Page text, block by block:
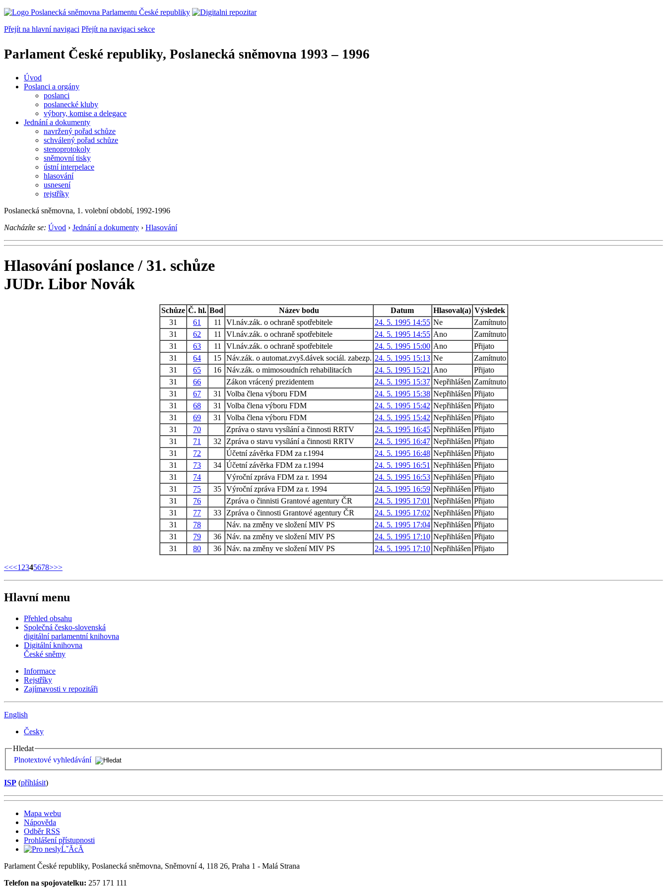
Přejít na hlavní navigaci Přejít na navigaci sekce
Parlament České republiky, Poslanecká sněmovna 1993 – 1996
Úvod
Poslanci a orgány
poslanci
poslanecké kluby
výbory, komise a delegace
Jednání a dokumenty
navržený pořad schůze
schválený pořad schůze
stenoprotokoly
sněmovní tisky
ústní interpelace
hlasování
usnesení
rejstříky
Poslanecká sněmovna, 1. volební období, 1992-1996
Nacházíte se: Úvod › Jednání a dokumenty › Hlasování
Hlasování poslance / 31. schůze
JUDr. Libor Novák
Schůze Č. hl. Bod Název bodu Datum Hlasoval(a) Výsledek
31
61 11 Vl.náv.zák. o ochraně spotřebitele 24. 5. 1995 14:55 Ne
Zamítnuto
31
62 11 Vl.náv.zák. o ochraně spotřebitele 24. 5. 1995 14:55 Ano
Zamítnuto
31
63 11 Vl.náv.zák. o ochraně spotřebitele 24. 5. 1995 15:00 Ano
Přijato
31
64 15 Náv.zák. o automat.zvyš.dávek sociál. zabezp. 24. 5. 1995 15:13 Ne
Zamítnuto
31
65 16 Náv.zák. o mimosoudních rehabilitacích 24. 5. 1995 15:21 Ano
Přijato
31
66 Zákon vrácený prezidentem 24. 5. 1995 15:37 Nepřihlášen Zamítnuto
31
67 31 Volba člena výboru FDM 24. 5. 1995 15:38 Nepřihlášen Přijato
31
68 31 Volba člena výboru FDM 24. 5. 1995 15:42 Nepřihlášen Přijato
31
69 31 Volba člena výboru FDM 24. 5. 1995 15:42 Nepřihlášen Přijato
31
70 Zpráva o stavu vysílání a činnosti RRTV 24. 5. 1995 16:45 Nepřihlášen Přijato
31
71 32 Zpráva o stavu vysílání a činnosti RRTV 24. 5. 1995 16:47 Nepřihlášen Přijato
31
72 Účetní závěrka FDM za r.1994 24. 5. 1995 16:48 Nepřihlášen Přijato
31
73 34 Účetní závěrka FDM za r.1994 24. 5. 1995 16:51 Nepřihlášen Přijato
31
74 Výroční zpráva FDM za r. 1994 24. 5. 1995 16:53 Nepřihlášen Přijato
31
75 35 Výroční zpráva FDM za r. 1994 24. 5. 1995 16:59 Nepřihlášen Přijato
31
76 Zpráva o činnisti Grantové agentury ČR 24. 5. 1995 17:01 Nepřihlášen Přijato
31
77 33 Zpráva o činnosti Grantové agentury ČR 24. 5. 1995 17:02 Nepřihlášen Přijato
31
78 Náv. na změny ve složení MIV PS 24. 5. 1995 17:04 Nepřihlášen Přijato
31
79 36 Náv. na změny ve složení MIV PS 24. 5. 1995 17:10 Nepřihlášen Přijato
31
80 36 Náv. na změny ve složení MIV PS 24. 5. 1995 17:10 Nepřihlášen Přijato
<<<1 2345678>>>
Hlavní menu
Přehled obsahu
Společná česko-slovenská
digitální parlamentní knihovna
Digitální knihovna
České sněmy
Informace
Rejstříky
Zajímavosti v repozitáři
English
Česky
Hledat
Plnotextové vyhledávání
ISP (příhlásit)
Mapa webu
Nápověda
Odběr RSS
Prohlášení přístupnosti
Parlament České republiky, Poslanecká sněmovna, Sněmovní 4, 118 26, Praha 1 - Malá Strana
Telefon na spojovatelku: 257 171 111